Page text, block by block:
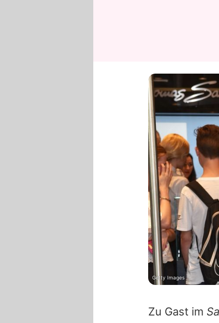
Zu Gast im
Getty Images